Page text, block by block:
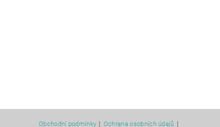
Obchodní podmínky | Ochrana osobních údajů |